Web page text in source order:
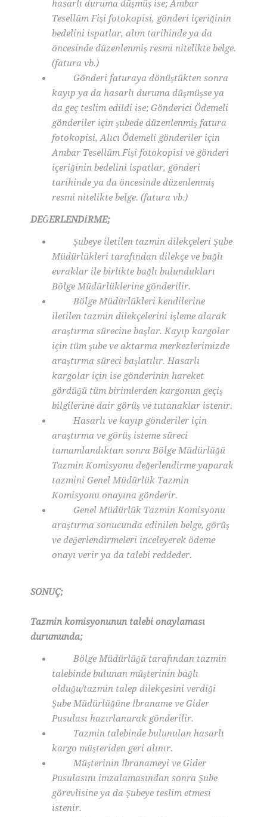
hasarlı duruma düşmüş ise; Ambar
Tesellüm Fişi fotokopisi, gönderi içeriğinin
bedelini ispatlar, alım tarihinde ya da
öncesinde düzenlenmiş resmi nitelikte belge.
(fatura vb.)
Gönderi faturaya dönüştükten sonra
kayıp ya da hasarlı duruma düşmüşse ya
da geç teslim edildi ise; Gönderici Ödemeli
gönderiler için şubede düzenlenmiş fatura
fotokopisi, Alıcı Ödemeli gönderiler için
Ambar Tesellüm Fişi fotokopisi ve gönderi
içeriğinin bedelini ispatlar, gönderi
tarihinde ya da öncesinde düzenlenmiş
resmi nitelikte belge. (fatura vb.)
DEĞERLENDİRME;
Şubeye iletilen tazmin dilekçeleri Şube
Müdürlükleri tarafından dilekçe ve bağlı
evraklar ile birlikte bağlı bulundukları
Bölge Müdürlüklerine gönderilir.
Bölge Müdürlükleri kendilerine
iletilen tazmin dilekçelerini işleme alarak
araştırma sürecine başlar. Kayıp kargolar
için tüm şube ve aktarma merkezlerimizde
araştırma süreci başlatılır. Hasarlı
kargolar için ise gönderinin hareket
gördüğü tüm birimlerden kargonun geçiş
bilgilerine dair görüş ve tutanaklar istenir.
Hasarlı ve kayıp gönderiler için
araştırma ve görüş isteme süreci
tamamlandıktan sonra Bölge Müdürlüğü
Tazmin Komisyonu değerlendirme yaparak
tazmini Genel Müdürlük Tazmin
Komisyonu onayına gönderir.
Genel Müdürlük Tazmin Komisyonu
araştırma sonucunda edinilen belge, görüş
ve değerlendirmeleri inceleyerek ödeme
onayı verir ya da talebi reddeder.
SONUÇ;
Tazmin komisyonunun talebi onaylaması
durumunda;
Bölge Müdürlüğü tarafından tazmin
talebinde bulunan müşterinin bağlı
olduğu/tazmin talep dilekçesini verdiği
Şube Müdürlüğüne İbraname ve Gider
Pusulası hazırlanarak gönderilir.
Tazmin talebinde bulunulan hasarlı
kargo müşteriden geri alınır.
Müşterinin İbranameyi ve Gider
Pusulasını imzalamasından sonra Şube
görevlisine ya da Şubeye teslim etmesi
istenir.